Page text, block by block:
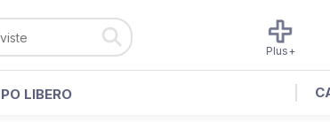
Plus+
LIBERO